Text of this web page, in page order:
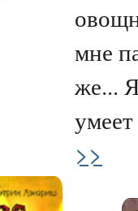
мне
же...
>>